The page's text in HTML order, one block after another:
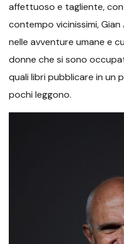
affettuoso e tagliente,
contempo vicinissimi,
nelle avventure umane e
donne che si sono
quali libri pubblicare in un
pochi leggono.